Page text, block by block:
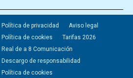
Política de privacidad
Aviso legal
Política de cookies
Tarifas 2026
Real de a 8 Comunicación
Descargo de responsabilidad
Política de cookies